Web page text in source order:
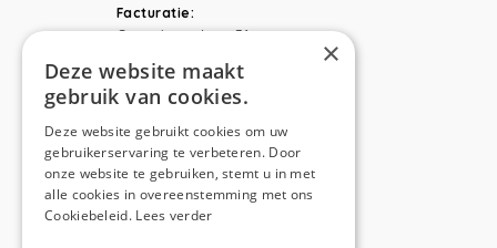
Facturatie:
Capucienenlaan 31
Telefoon:0473 44 56 94
NAVIGATION
Home
×
Deze website maakt
gebruik van cookies.
Deze website gebruikt cookies om uw
gebruikerservaring te verbeteren. Door
onze website te gebruiken, stemt u in met
alle cookies in overeenstemming met ons
Cookiebeleid. Lees verder